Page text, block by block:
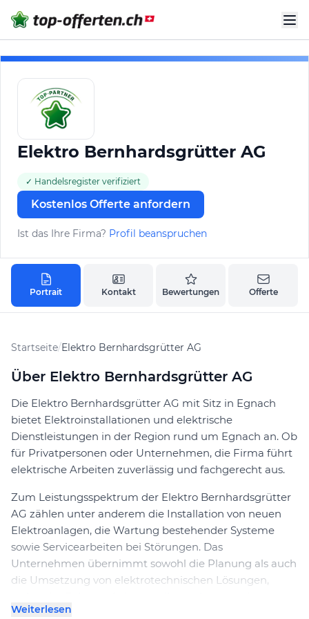
Elektro Bernhardsgrütter AG
✓ Handelsregister verifiziert
Kostenlos Offerte anfordern
Ist das Ihre Firma? Profil beanspruchen
Portrait Kontakt Bewertungen Offerte
Startseite/Elektro Bernhardsgrütter AG
Über Elektro Bernhardsgrütter AG
Die Elektro Bernhardsgrütter AG mit Sitz in Egnach
bietet Elektroinstallationen und elektrische
Dienstleistungen in der Region rund um Egnach an. Ob
für Privatpersonen oder Unternehmen, die Firma führt
elektrische Arbeiten zuverlässig und fachgerecht aus.
Zum Leistungsspektrum der Elektro Bernhardsgrütter
AG zählen unter anderem die Installation von neuen
Elektroanlagen, die Wartung bestehender Systeme
sowie Servicearbeiten bei Störungen. Das
Unternehmen übernimmt sowohl die Planung als auch
die Umsetzung von elektrotechnischen Lösungen,
kundenorientierten Ablauf liegt.
Weiterlesen